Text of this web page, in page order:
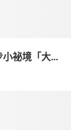
祕境「大...